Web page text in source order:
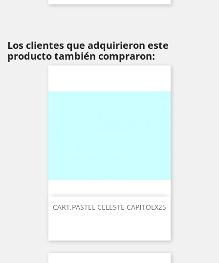
Los clientes que adquirieron este
producto también compraron:
CART.PASTEL CELESTE CAPITOLX25